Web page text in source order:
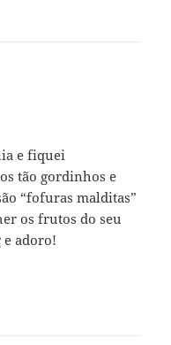
e fiquei
tão gordinhos e
“fofuras malditas”
os frutos do seu
adoro!